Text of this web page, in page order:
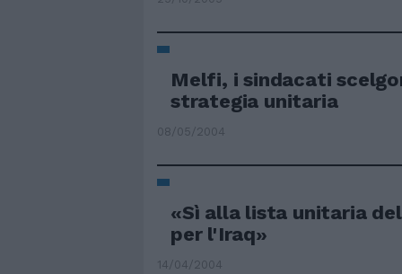
Melfi, i sindacati
strategia unitaria
08/05/2004
«Sì alla lista unitaria
per l'Iraq»
14/04/2004